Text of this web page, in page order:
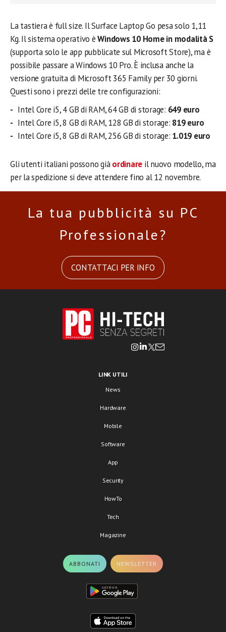
La tastiera è full size. Il Surface Laptop Go pesa solo 1,11
Kg. Il sistema operativo èWindows 10 Home in modalità S
(supporta solo le app pubblicate sul Microsoft Store), ma è
possibile passare a Windows 10 Pro. È inclusa anche la
versione gratuita di Microsoft 365 Family per 30 giorni.
Questi sono i prezzi delle tre configurazioni:
Intel Core i5, 4 GB di RAM, 64 GB di storage: 649 euro
Intel Core i5, 8 GB di RAM, 128 GB di storage: 819 euro
Intel Core i5, 8 GB di RAM, 256 GB di storage: 1.019 euro
Gli utenti italiani possono giàordinare il nuovo modello, ma
per la spedizione si deve attendere fino al 12 novembre.
La tua pubblicità su PC
Professionale?
CONTATTACI PER INFO
LINK UTILI
News
Hardware
Mobile
Software
App
Security
HowTo
Tech
Magazine
ABBONATI NEWSLETTER